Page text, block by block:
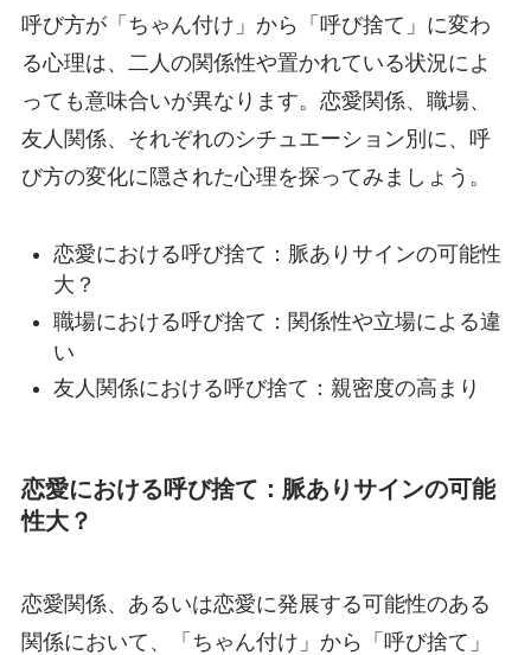
呼び方が「ちゃん付け」から「呼び捨て」に変わ
る心理は、二人の関係性や置かれている状況によ
っても意味合いが異なります。恋愛関係、職場、
友人関係、それぞれのシチュエーション別に、呼
び方の変化に隠された心理を探ってみましょう。
恋愛における呼び捨て：脈ありサインの可能性
大？
職場における呼び捨て：関係性や立場による違
い
友人関係における呼び捨て：親密度の高まり
恋愛における呼び捨て：脈ありサインの可能
性大？
恋愛関係、あるいは恋愛に発展する可能性のある
関係において、「ちゃん付け」から「呼び捨て」